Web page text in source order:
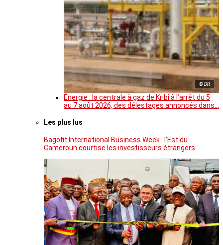
© DR
Énergie : la centrale à gaz de Kribi à l’arrêt du 5
au 7 août 2026, des délestages annoncés dans…
Les plus lus
Bagofit International Business Week : l’Est du
Cameroun courtise les investisseurs étrangers